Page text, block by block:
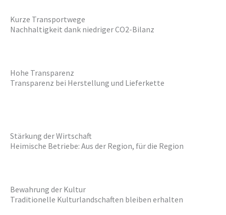
Kurze Transportwege
Nachhaltigkeit dank niedriger CO2-Bilanz
Hohe Transparenz
Transparenz bei Herstellung und Lieferkette
Stärkung der Wirtschaft
Heimische Betriebe: Aus der Region, für die Region
Bewahrung der Kultur
Traditionelle Kulturlandschaften bleiben erhalten